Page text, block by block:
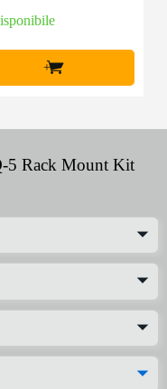
+
5 Rack Mount Kit